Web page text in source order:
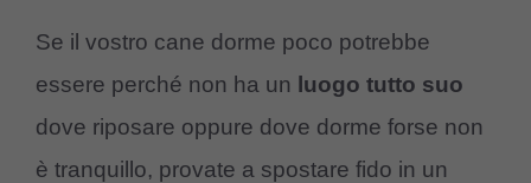
Se il vostro cane dorme poco potrebbe
essere perché non ha un
luogo tutto suo
dove riposare oppure dove dorme forse non
è tranquillo, provate a spostare fido in un